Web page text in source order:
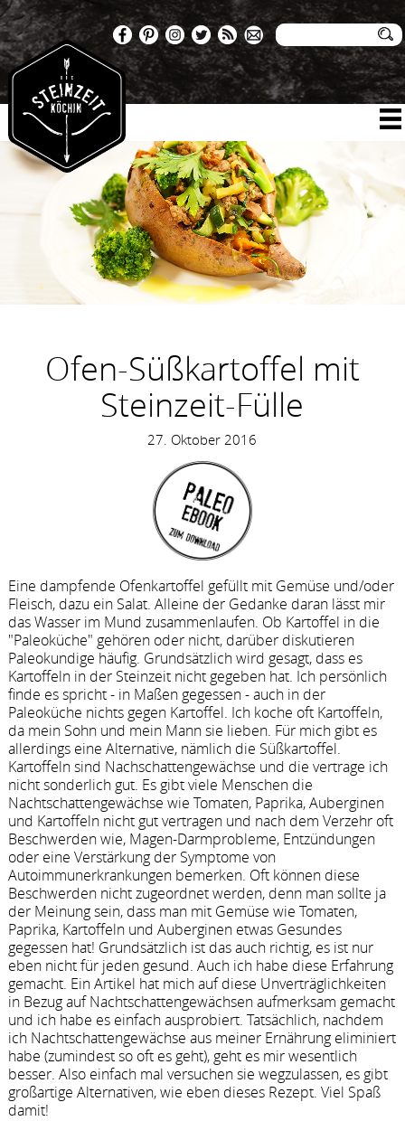
Ofen-Süßkartoffel mit
Steinzeit-Fülle
27. Oktober 2016
Eine dampfende Ofenkartoffel gefüllt mit Gemüse und/oder
Fleisch, dazu ein Salat. Alleine der Gedanke daran lässt mir
das Wasser im Mund zusammenlaufen. Ob Kartoffel in die
"Paleoküche" gehören oder nicht, darüber diskutieren
Paleokundige häufig. Grundsätzlich wird gesagt, dass es
Kartoffeln in der Steinzeit nicht gegeben hat. Ich persönlich
finde es spricht - in Maßen gegessen - auch in der
Paleoküche nichts gegen Kartoffel. Ich koche oft Kartoffeln,
da mein Sohn und mein Mann sie lieben. Für mich gibt es
allerdings eine Alternative, nämlich die Süßkartoffel.
Kartoffeln sind Nachschattengewächse und die vertrage ich
nicht sonderlich gut. Es gibt viele Menschen die
Nachtschattengewächse wie Tomaten, Paprika, Auberginen
und Kartoffeln nicht gut vertragen und nach dem Verzehr oft
Beschwerden wie, Magen-Darmprobleme, Entzündungen
oder eine Verstärkung der Symptome von
Autoimmunerkrankungen bemerken. Oft können diese
Beschwerden nicht zugeordnet werden, denn man sollte ja
der Meinung sein, dass man mit Gemüse wie Tomaten,
Paprika, Kartoffeln und Auberginen etwas Gesundes
gegessen hat! Grundsätzlich ist das auch richtig, es ist nur
eben nicht für jeden gesund. Auch ich habe diese Erfahrung
gemacht. Ein Artikel hat mich auf diese Unverträglichkeiten
in Bezug auf Nachtschattengewächsen aufmerksam gemacht
und ich habe es einfach ausprobiert. Tatsächlich, nachdem
ich Nachtschattengewächse aus meiner Ernährung eliminiert
habe (zumindest so oft es geht), geht es mir wesentlich
besser. Also einfach mal versuchen sie wegzulassen, es gibt
großartige Alternativen, wie eben dieses Rezept. Viel Spaß
damit!